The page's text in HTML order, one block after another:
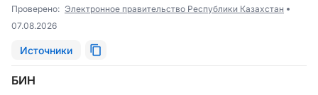
Проверено: Электронное правительство Республики Казахстан
07.08.2026
Источники
БИН